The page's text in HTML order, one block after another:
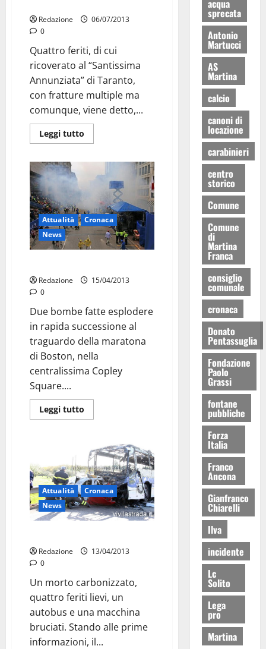
Redazione
06/07/2013
0
Quattro feriti, di cui
ricoverato al “Santissima
Annunziata” di Taranto,
con fratture multiple ma
comunque, viene detto,...
Leggi tutto
Attualità
Cronaca
News
Redazione
15/04/2013
0
Due bombe fatte esplodere
in rapida successione al
traguardo della maratona
di Boston, nella
centralissima Copley
Square....
Leggi tutto
Attualità
Cronaca
News
Redazione
13/04/2013
0
Un morto carbonizzato,
quattro feriti lievi, un
autobus e una macchina
bruciati. Stando alle prime
informazioni, il...
acqua
sprecata
Antonio
Martucci
AS
Martina
calcio
canoni di
locazione
carabinieri
centro
storico
Comune
Comune
di
Martina
Franca
consiglio
comunale
cronaca
Donato
Pentassuglia
Fondazione
Paolo
Grassi
fontane
pubbliche
Forza
Italia
Franco
Ancona
Gianfranco
Chiarelli
Ilva
incidente
Lc
Solito
Lega
pro
Martina